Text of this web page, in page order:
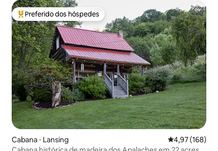
Entre os melhores preferidos dos hóspedes
Preferido dos hóspedes
Cabana ⋅ Lansing 4,97 de uma
4,97 (168)